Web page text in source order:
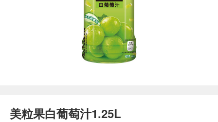
美粒果白葡萄汁1.25L